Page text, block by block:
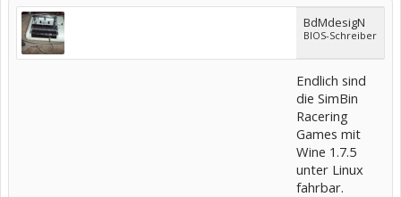
BdMdesigN
BIOS-Schreiber
Endlich sind
die SimBin
Racering
Games mit
Wine 1.7.5
unter Linux
fahrbar.